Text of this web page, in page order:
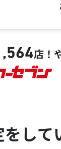
店！
し